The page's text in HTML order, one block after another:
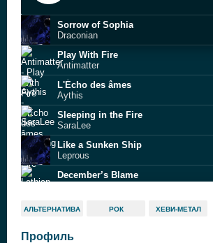
Sorrow of Sophia
Draconian
Play With Fire
Antimatter
L'Écho des âmes
Aythis
Sleeping in the Fire
SaraLee
Like a Sunken Ship
Leprous
December’s Blame
A Snag in My Collection of Dreams
Higgs Boson
АЛЬТЕРНАТИВА РОК ХЕВИ-МЕТАЛ
Профиль